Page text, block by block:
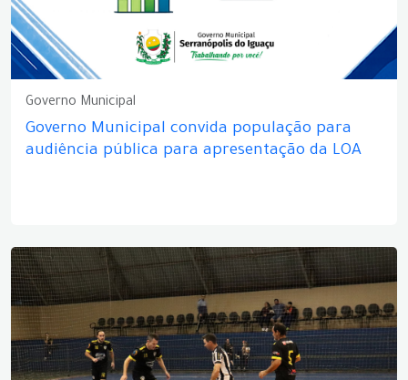
Governo Municipal
Governo Municipal convida população para
audiência pública para apresentação da LOA